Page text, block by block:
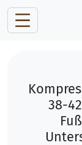
38-